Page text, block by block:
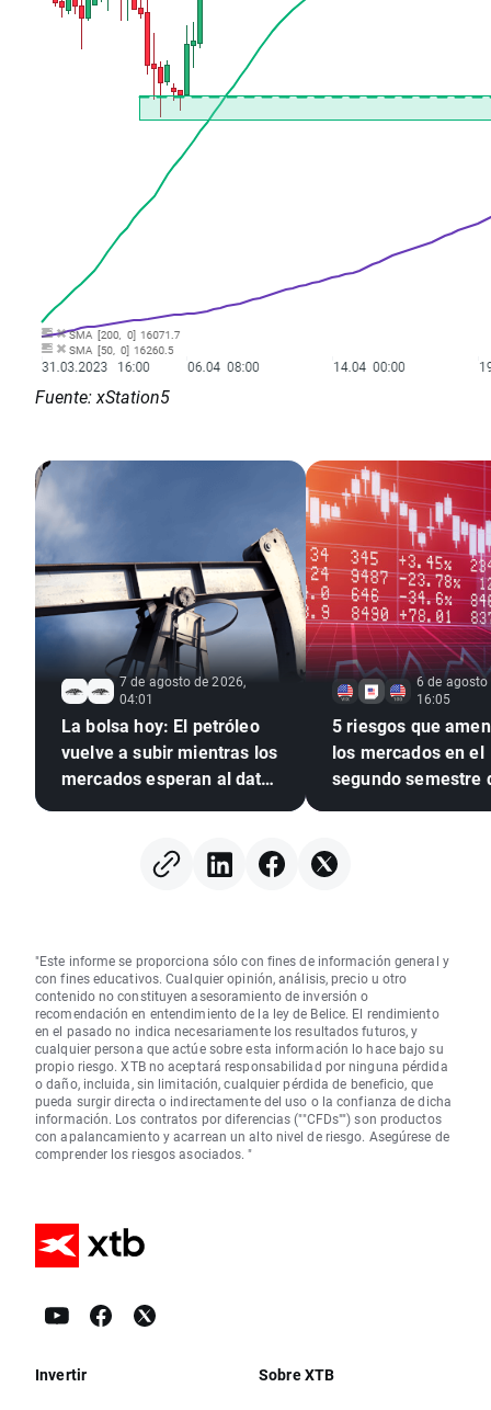
Fuente: xStation5
7 de agosto de 2026,
04:01
La bolsa hoy: El petróleo
vuelve a subir mientras los
mercados esperan al dato
6 de agosto
16:05
5 riesgos que
los mercados en el
segundo semestre
"Este informe se proporciona sólo con fines de información general y
con fines educativos. Cualquier opinión, análisis, precio u otro
contenido no constituyen asesoramiento de inversión o
recomendación en entendimiento de la ley de Belice. El rendimiento
en el pasado no indica necesariamente los resultados futuros, y
cualquier persona que actúe sobre esta información lo hace bajo su
propio riesgo. XTB no aceptará responsabilidad por ninguna pérdida
o daño, incluida, sin limitación, cualquier pérdida de beneficio, que
pueda surgir directa o indirectamente del uso o la confianza de dicha
información. Los contratos por diferencias (""CFDs"") son productos
con apalancamiento y acarrean un alto nivel de riesgo. Asegúrese de
comprender los riesgos asociados. "
Invertir Sobre XTB